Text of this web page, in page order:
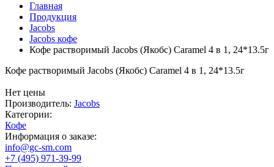
Главная
Продукция
Jacobs
Jacobs кофе
Кофе растворимый Jacobs (Якобс) Caramel 4 в 1, 24*13.5г
Кофе растворимый Jacobs (Якобс) Caramel 4 в 1, 24*13.5г
Нет цены
Производитель: Jacobs
Категории:
Кофе
Информация о заказе:
info@gc-sm.com
+7 (495) 971-39-99